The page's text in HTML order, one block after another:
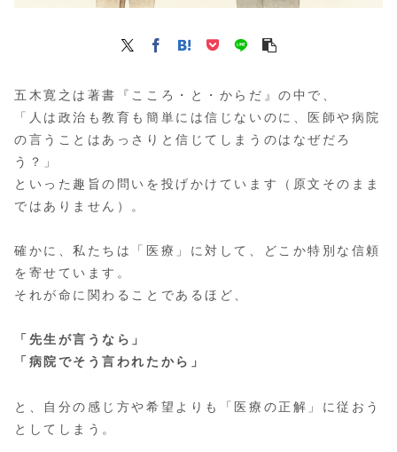
五木寛之は著書『こころ・と・からだ』の中で、
「人は政治も教育も簡単には信じないのに、医師や病院
の言うことはあっさりと信じてしまうのはなぜだろ
う？」
といった趣旨の問いを投げかけています（原文そのまま
ではありません）。
確かに、私たちは「医療」に対して、どこか特別な信頼
を寄せています。
それが命に関わることであるほど、
「先生が言うなら」
「病院でそう言われたから」
と、自分の感じ方や希望よりも「医療の正解」に従おう
としてしまう。